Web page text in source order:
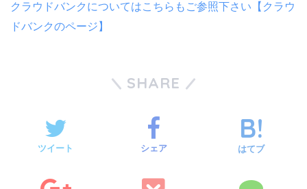
クラウドバンクについてはこちらもご参照下さい【クラウ
ドバンクのページ】
SHARE
ツイート シェア はてブ